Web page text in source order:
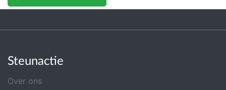
Steunactie
Over ons